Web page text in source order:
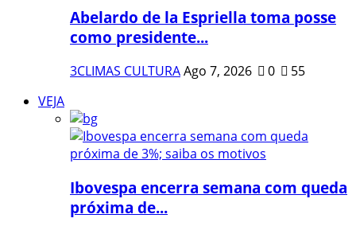
Abelardo de la Espriella toma posse
como presidente...
3CLIMAS CULTURAAgo 7, 2026 0
55
VEJA
Ibovespa encerra semana com queda
próxima de...